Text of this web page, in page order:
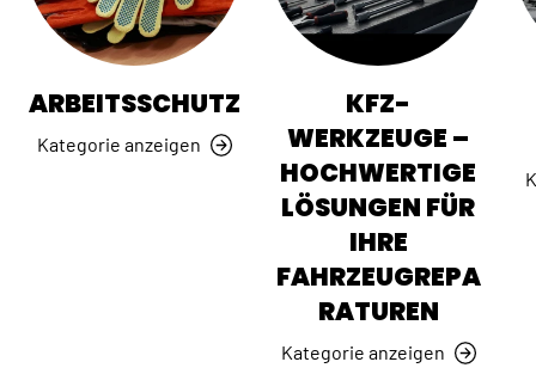
ARBEITSSCHUTZ
Kategorie anzeigen
KFZ-
WERKZEUGE –
HOCHWERTIGE
LÖSUNGEN FÜR
IHRE
FAHRZEUGREPA
RATUREN
Kategorie anzeigen